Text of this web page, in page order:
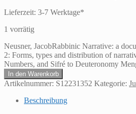
Lieferzeit: 3-7 Werktage*
1 vorrätig
Neusner, JacobRabbinic Narrative: a
2: Forms, types and distribution of
Numbers, and Sifré to Deuteronomy
In den Warenkorb
Artikelnummer: S12231352 Kategorie:
Beschreibung